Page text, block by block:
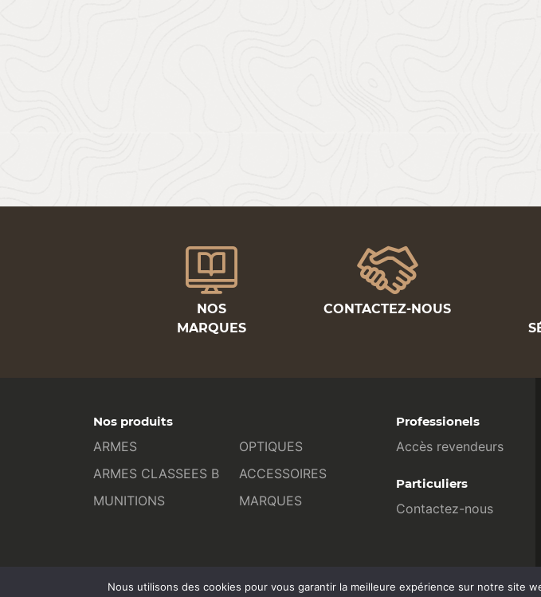
NOS
MARQUES
CONTACTEZ-NOUS
Nos produits
ARMES
ARMES CLASSEES B
MUNITIONS
OPTIQUES
ACCESSOIRES
MARQUES
Professionels
Accès revendeurs
Particuliers
Contactez-nous
Nous utilisons des cookies pour vous garantir la meilleure expérience sur notre site